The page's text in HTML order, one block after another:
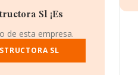
pertenecientes al
de euros y se estima que
mil euros. Finalmente,
son 1. La media de
Sl ¡Es
de esta empresa.
SL